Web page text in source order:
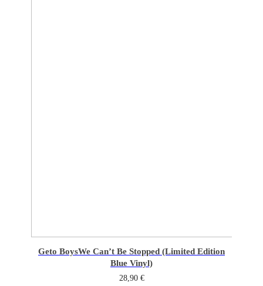
Geto BoysWe Can’t Be Stopped (Limited Edition
Blue Vinyl)
28,90 €